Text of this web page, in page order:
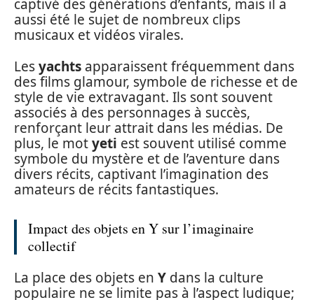
captivé des générations d’enfants, mais il a
aussi été le sujet de nombreux clips
musicaux et vidéos virales.
Lesyachts apparaissent fréquemment dans
des films glamour, symbole de richesse et de
style de vie extravagant. Ils sont souvent
associés à des personnages à succès,
renforçant leur attrait dans les médias. De
plus, le motyeti est souvent utilisé comme
symbole du mystère et de l’aventure dans
divers récits, captivant l’imagination des
amateurs de récits fantastiques.
Impact des objets en Y sur l’imaginaire
collectif
La place des objets en Y dans la culture
populaire ne se limite pas à l’aspect ludique;